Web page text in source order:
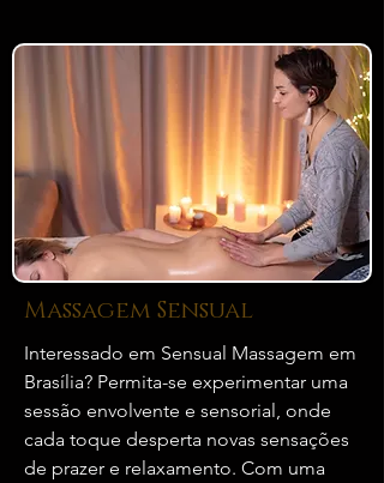
Massagem Sensual
Interessado em Sensual Massagem em
Brasília? Permita-se experimentar uma
sessão envolvente e sensorial, onde
cada toque desperta novas sensações
de prazer e relaxamento. Com uma